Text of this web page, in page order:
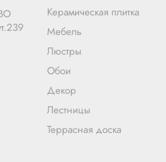
Керамическая плитка
Мебель
Люстры
Обои
Декор
Лестницы
Террасная доска